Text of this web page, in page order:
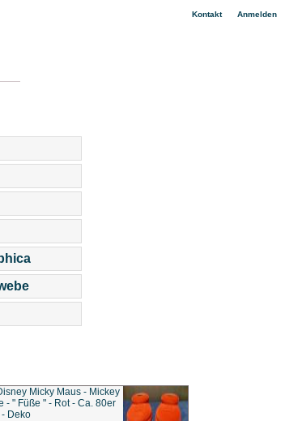
Kontakt| Anmelden
Micky Maus - Mickey
- " Füße " - Rot - Ca. 80er
Deko